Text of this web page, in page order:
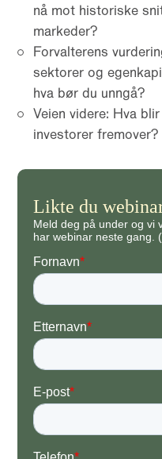
nå mot historiske
markeder?​
Forvalterens
sektorer og
hva bør du unngå?​
Veien videre: Hva
investorer fremover?​